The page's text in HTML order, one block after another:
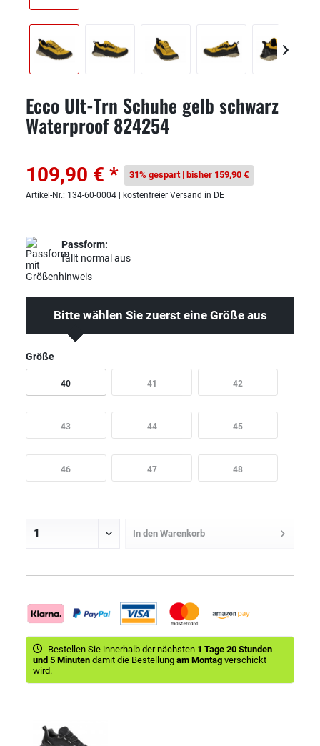
Ecco Ult-Trn Schuhe gelb schwarz
Waterproof 824254
109,90 € * 31% gespart | bisher 159,90 €
Artikel-Nr.: 134-60-0004 | kostenfreier Versand in DE
Passform:
fällt normal aus
Bitte wählen Sie zuerst eine Größe aus
Größe
40 41 42
43 44 45
46 47 48
In den Warenkorb
Bestellen Sie innerhalb der nächsten 1 Tage 20 Stunden
und 5 Minuten damit die Bestellung am Montag verschickt
wird.